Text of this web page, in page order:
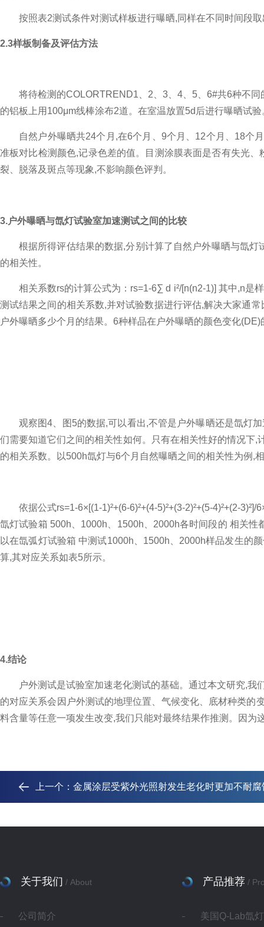
按照表2测试条件对测试样板进行曝晒,同样在不同时间段
2.3样板制备及评估方法
将待检测的COLORTREND1、2、3、4、5、6#共6种不
的铝板上用100μm线棒涂布2道。在室温放置5d后进行曝晒试
自然户外曝晒共24个月,在6个月、9个月、12个月、18个
准板对比检测颜色,记录色差的值。目测涂膜表面是否有失光
裂、脱落及斑点等现象,不影响颜色评判 。
3.户外曝晒与氙灯试验室加速测试之间的比较
根据所得评估结果的数据,分别计算了自然户外曝晒与氙
的相关性。
相关系数rs的计算公式为：rs=1-6∑ d i²/[n(n2-1)] 其中,n
测试结果之间的相关系数,并对试验数据进行评估,解决大家通
户外曝晒多少个月的结果。6种样品在户外曝晒的颜色变化
观察图4、图5的数据,可以看出,不管是户外曝晒还是氙灯
们需要知道它们之间的相关性如何。只有在相关性好的情况下
的相关系数。以500h氙灯与6个月自然曝晒之间的相关性为例,
依据公式rs=1-6×[(1-1)²+(6-6)²+(4-5)²+(3-2)²+(5-4)²+(2-
氙灯试验箱 500h、1000h、1500h、2000h各时间段的 相关
以在氙弧灯试验箱 中测试1000h、1500h、2000h样品发生的
算,其对应关系如表5所示。
4.结论
户外测试是试验室加速老化测试的基础。通过本文研究,
的对应关系会因户外测试的地理位置、气候变化、底材种类
料含量等任意一项发生改变,我们只能对最终结果作推测。因为
上一个： 金属涂层受紫外光照射发生老化时更加不耐
关于我们 / About
公司简介
产品推荐 /
美国Q-Lab氙